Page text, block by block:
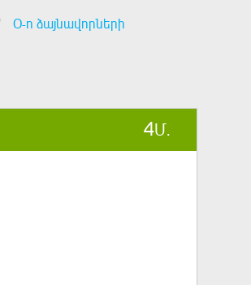
Օ-ո ձայնավորների
4Մ.